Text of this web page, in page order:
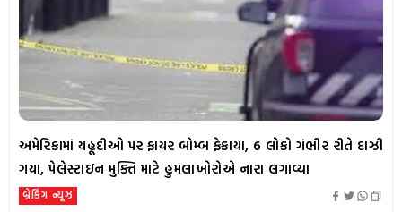
અમેરિકામાં યહૂદીઓ પર ફાયર બોમ્બ ફેકાયા, 6 લોકો ગંભીર રીતે દાઝી
ગયા, પેલેસ્ટાઇન મુક્તિ માટે હુમલાખોરોએ નારા લગાવ્યા
બ્રેકિંગ ન્યૂઝ